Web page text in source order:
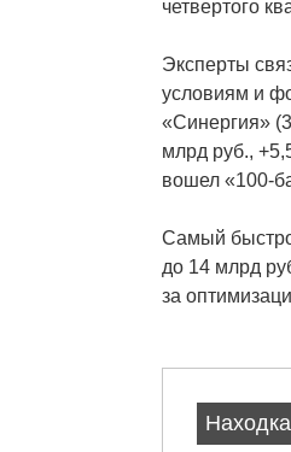
четвертого
Эксперты
условиям и
«Синергия»
млрд руб.,
вошел «100-
Самый
до 14 млрд
за